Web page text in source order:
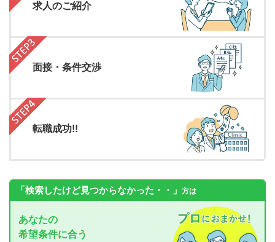
求人のご紹介
面接・条件交渉
転職成功!!
「検索したけど見つからなかった・・」 方は
あなたの
希望条件に合う